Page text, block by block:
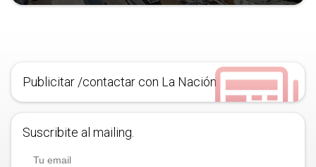
Publicitar /contactar con La Nación
Suscribite al mailing.